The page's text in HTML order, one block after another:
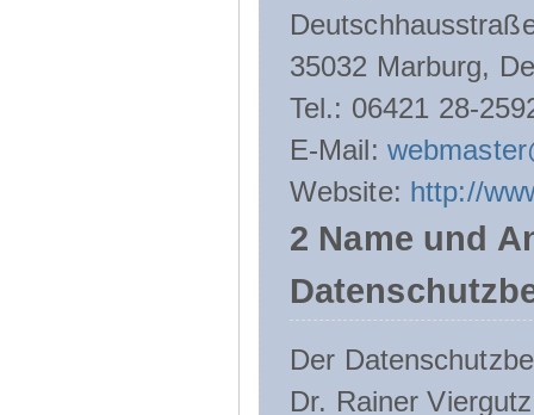
35032 Marburg,
Tel.: 06421 28-
E-Mail:
Website: http://
2 Name und
Der
Dr. Rainer Viergutz